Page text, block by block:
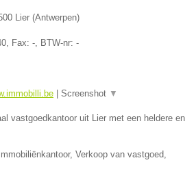
Lier (Antwerpen)
, Fax: -, BTW-nr: -
Screenshot ▼
vastgoedkantoor uit Lier met een heldere en
Verkoop van vastgoed,